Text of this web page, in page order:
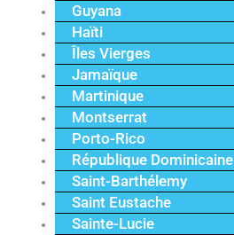
Guyana
Haïti
Îles Vierges
Jamaïque
Martinique
Montserrat
Porto-Rico
République Dominicaine
Saint-Barthélemy
Saint Eustache
Sainte-Lucie